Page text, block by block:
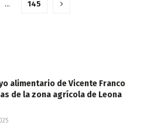
… 145
alimentario de Vicente Franco
de la zona agrícola de Leona